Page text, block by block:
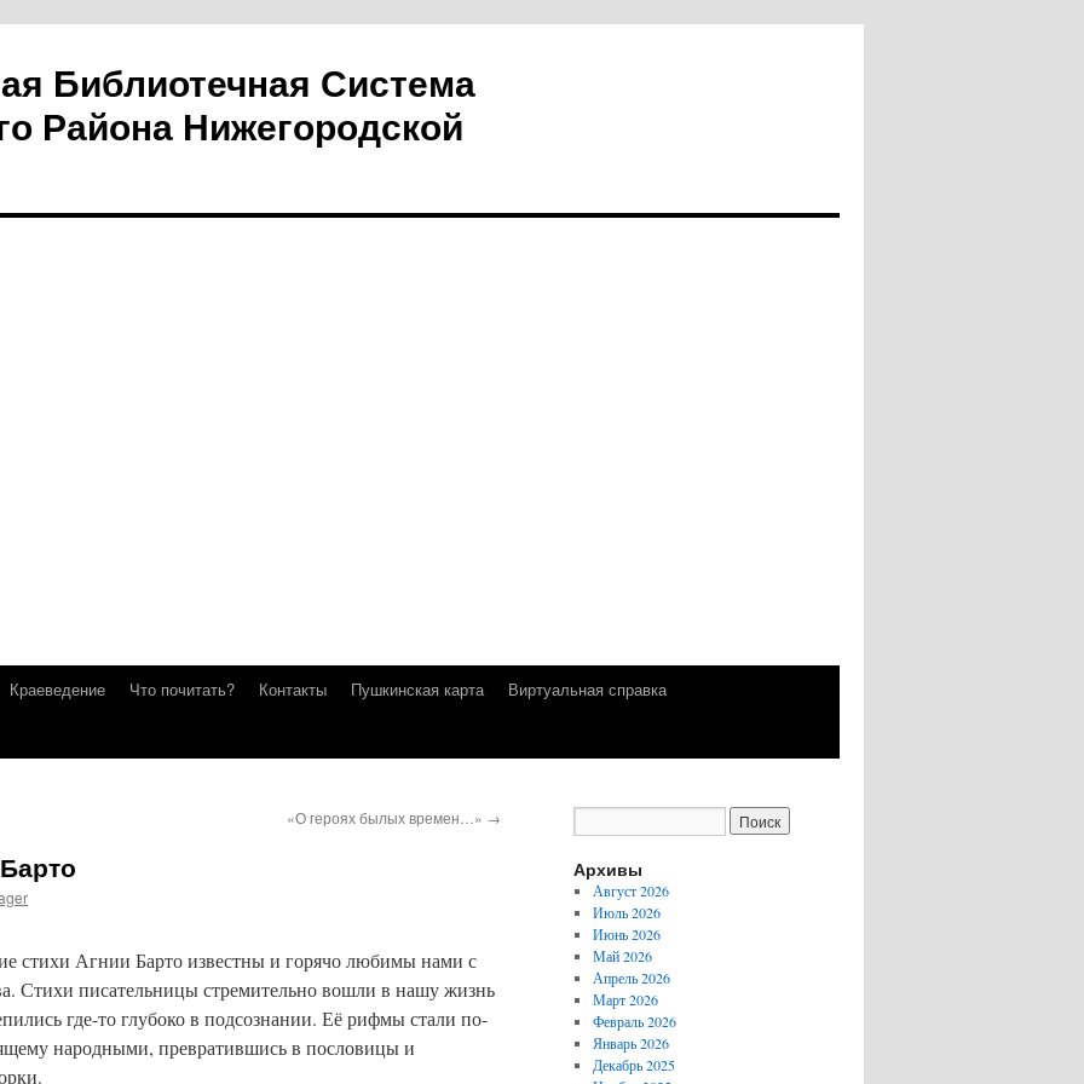
Библиотечная Система
Района Нижегородской
Краеведение Что почитать? Контакты Пушкинская карта
Виртуальная справка
«О героях былых времен…» →
стихи Агнии Барто известны и горячо любимы нами с
Стихи писательницы стремительно вошли в нашу жизнь
где-то глубоко в подсознании. Её рифмы стали по-
народными, превратившись в пословицы и
Архивы
Август 2026
Июль 2026
Июнь 2026
Май 2026
Апрель 2026
Март 2026
Февраль 2026
Январь 2026
Декабрь 2025